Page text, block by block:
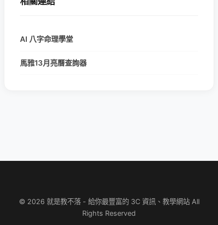
AI 八字命理學堂
馬雅13月亮曆查詢器
© 2026 就是教不落 - 給你最豐富的 3C 資訊、教學網站 All
Rights Reserved